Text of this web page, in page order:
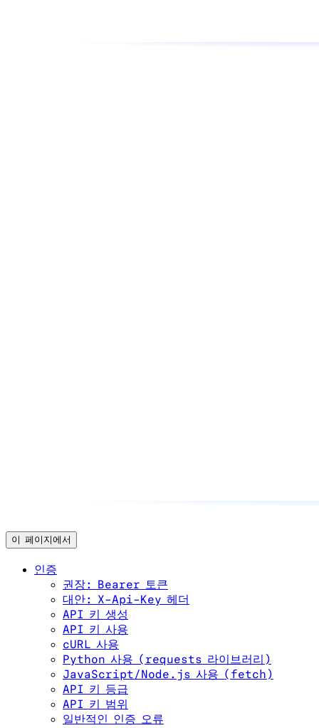
이 페이지에서
인증
권장: Bearer 토큰
대안: X-Api-Key 헤더
API 키 생성
API 키 사용
cURL 사용
Python 사용 (requests 라이브러리)
JavaScript/Node.js 사용 (fetch)
API 키 등급
API 키 범위
일반적인 인증 오류